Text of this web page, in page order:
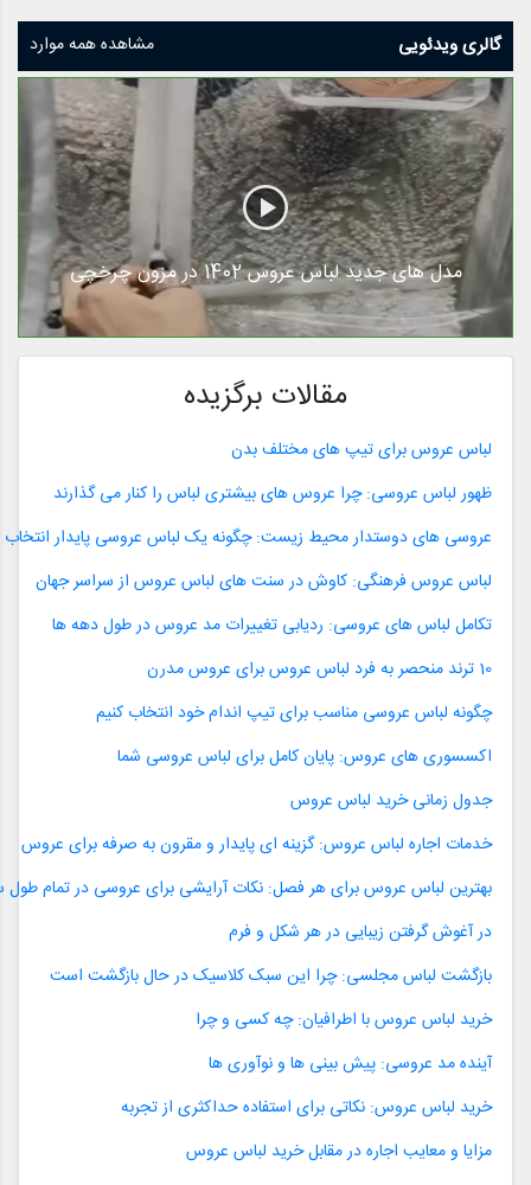
گالری ویدئویی مشاهده همه موارد
مدل های جدید لباس عروس 1402 در مزون چرخچی
مقالات برگزیده
لباس عروس برای تیپ های مختلف بدن
ظهور لباس عروسی: چرا عروس های بیشتری لباس را کنار می گذارند
عروسی های دوستدار محیط زیست: چگونه یک لباس عروسی پایدار انتخاب
لباس عروس فرهنگی: کاوش در سنت های لباس عروس از سراسر جهان
تکامل لباس های عروسی: ردیابی تغییرات مد عروس در طول دهه ها
10 ترند منحصر به فرد لباس عروس برای عروس مدرن
چگونه لباس عروسی مناسب برای تیپ اندام خود انتخاب کنیم
اکسسوری های عروس: پایان کامل برای لباس عروسی شما
جدول زمانی خرید لباس عروس
خدمات اجاره لباس عروس: گزینه ای پایدار و مقرون به صرفه برای عروس
بهترین لباس عروس برای هر فصل: نکات آرایشی برای عروسی در تمام طول
در آغوش گرفتن زیبایی در هر شکل و فرم
بازگشت لباس مجلسی: چرا این سبک کلاسیک در حال بازگشت است
خرید لباس عروس با اطرافیان: چه کسی و چرا
آینده مد عروسی: پیش بینی ها و نوآوری ها
خرید لباس عروس: نکاتی برای استفاده حداکثری از تجربه
مزایا و معایب اجاره در مقابل خرید لباس عروس